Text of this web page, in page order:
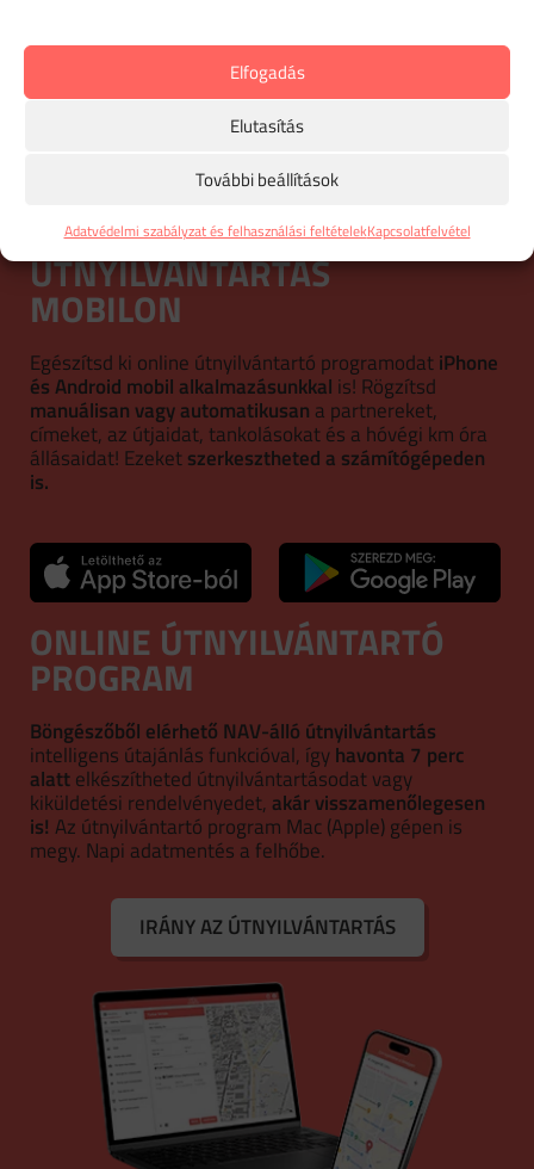
Elfogadás
Elutasítás
További beállítások
Adatvédelmi szabályzat és felhasználási feltételekKapcsolatfelvétel
Olvasd tovább
…
ÚTNYILVÁNTARTÁS
MOBILON
Egészítsd ki online útnyilvántartó programodatiPhone
és Android mobil alkalmazásunkkal is! Rögzítsd
manuálisan vagy automatikusan a partnereket,
címeket, az útjaidat, tankolásokat és a hóvégi km óra
állásaidat! Ezeketszerkesztheted a számítógépeden
is.
ONLINE ÚTNYILVÁNTARTÓ
PROGRAM
Böngészőből elérhető NAV-álló útnyilvántartás
intelligens útajánlás funkcióval, ígyhavonta 7 perc
alattelkészítheted útnyilvántartásodat vagy
kiküldetési rendelvényedet,akár visszamenőlegesen
is! Az útnyilvántartó program Mac (Apple) gépen is
megy. Napi adatmentés a felhőbe.
IRÁNY AZ ÚTNYILVÁNTARTÁS